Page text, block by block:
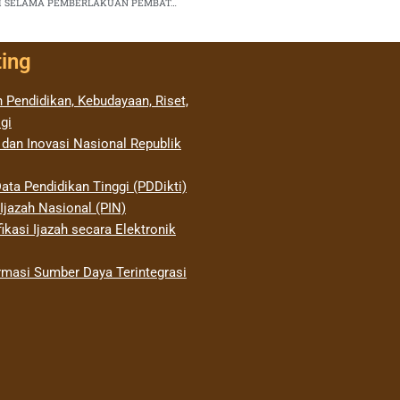
PENYESUAIAN SISTEM KERJA LAYANAN LLDIKTI WILAYAH VI SELAMA PEMBERLAKUAN PEMBATASAN KEGIATAN MASYARAKAT PADA MASA PANDEMI CORONA VIRUS DISEASE 2019
Pendidikan, Kebudayaan, Riset,
Inovasi Nasional Republik
Pendidikan Tinggi (PDDikti)
Nasional (PIN)
Ijazah secara Elektronik
Sumber Daya Terintegrasi